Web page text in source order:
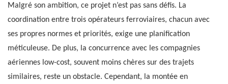
Malgré son ambition, ce projet n’est pas sans défis. La
coordination entre trois opérateurs ferroviaires, chacun avec
ses propres normes et priorités, exige une planification
méticuleuse. De plus, la concurrence avec les compagnies
aériennes low-cost, souvent moins chères sur des trajets
similaires, reste un obstacle. Cependant, la montée en